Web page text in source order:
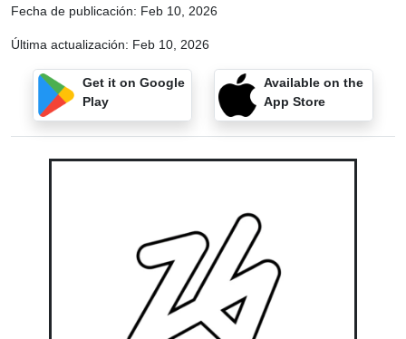
Fecha de publicación: Feb 10, 2026
Última actualización: Feb 10, 2026
Get it on Google
Play
Available on the
App Store